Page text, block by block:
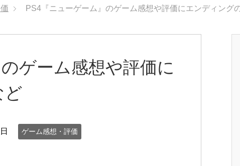
PS4『ニューゲーム』のゲーム感想や評価にエンディング
ゲーム感想や評価に
ど
ゲーム感想・評価